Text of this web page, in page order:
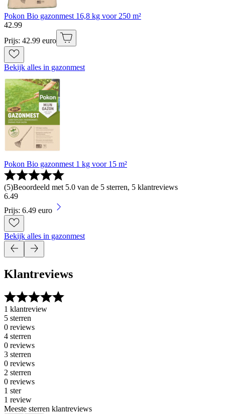
Pokon Bio gazonmest 16,8 kg voor 250 m²
42.99
Prijs: 42.99 euro
Bekijk alles in gazonmest
Pokon Bio gazonmest 1 kg voor 15 m²
(5)Beoordeeld met 5.0 van de 5 sterren, 5 klantreviews
6.49
Prijs: 6.49 euro
Bekijk alles in gazonmest
Klantreviews
1 klantreview
5 sterren
0 reviews
4 sterren
0 reviews
3 sterren
0 reviews
2 sterren
0 reviews
1 ster
1 review
Meeste sterren klantreviews